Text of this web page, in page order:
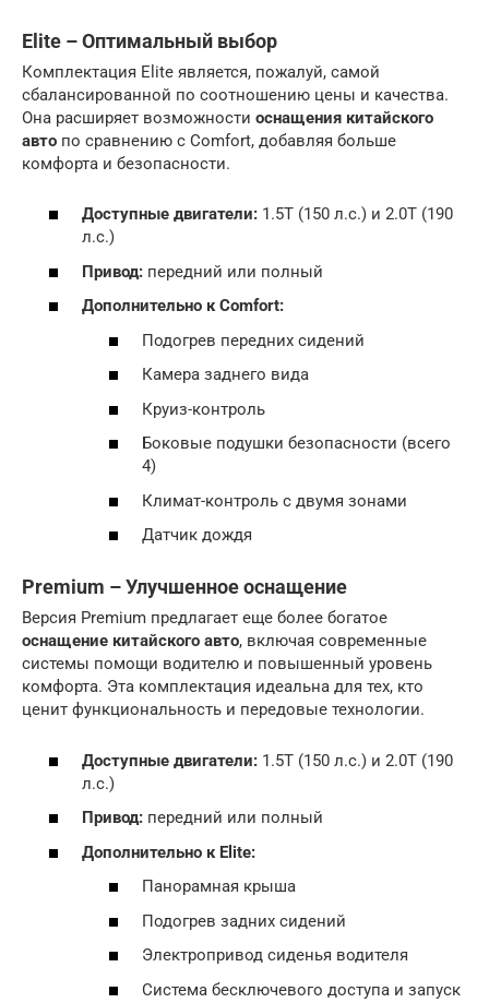
Elite – Оптимальный выбор
Комплектация Elite является, пожалуй, самой
сбалансированной по соотношению цены и качества.
Она расширяет возможности оснащения китайского
авто по сравнению с Comfort, добавляя больше
комфорта и безопасности.
Доступные двигатели: 1.5T (150 л.с.) и 2.0T (190
л.с.)
Привод: передний или полный
Дополнительно к Comfort:
Подогрев передних сидений
Камера заднего вида
Круиз-контроль
Боковые подушки безопасности (всего
4)
Климат-контроль с двумя зонами
Датчик дождя
Premium – Улучшенное оснащение
Версия Premium предлагает еще более богатое
оснащение китайского авто, включая современные
системы помощи водителю и повышенный уровень
комфорта. Эта комплектация идеальна для тех, кто
ценит функциональность и передовые технологии.
Доступные двигатели: 1.5T (150 л.с.) и 2.0T (190
л.с.)
Привод: передний или полный
Дополнительно к Elite:
Панорамная крыша
Подогрев задних сидений
Электропривод сиденья водителя
Система бесключевого доступа и запуск